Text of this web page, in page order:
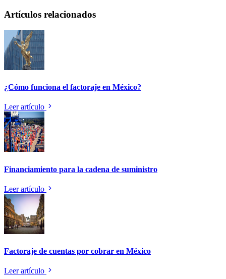
Artículos relacionados
¿Cómo funciona el factoraje en México?
Leer artículo
Financiamiento para la cadena de suministro
Leer artículo
Factoraje de cuentas por cobrar en México
Leer artículo